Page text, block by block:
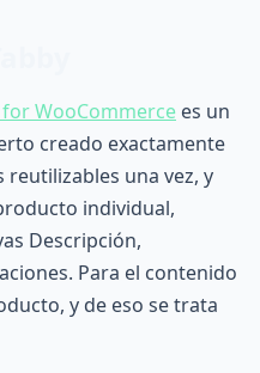
WooCommerce es un
creado exactamente
reutilizables una vez, y
individual,
Descripción,
Para el contenido
y de eso se trata